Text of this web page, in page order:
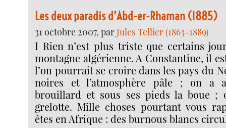
Les deux paradis d’Abd-er-Rhaman (1885)
31 octobre 2007, parJules Tellier (1863-1889)
I Rien n’est plus triste que certains
montagne algérienne. A Constantine, il
l’on pourrait se croire dans les pays du
noires et l’atmosphère pâle ; on a
brouillard et sous ses pieds la boue ;
grelotte. Mille choses pourtant vous
êtes en Afrique : des burnous blancs